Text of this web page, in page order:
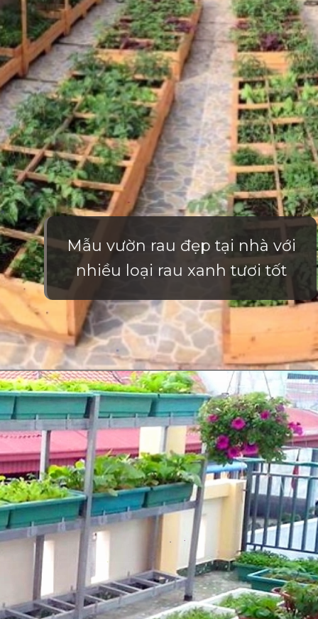
Mẫu vườn rau đẹp tại nhà với
nhiều loại rau xanh tươi tốt
Đang mở https://vietnamxua.edu.vn/mau-vuon-rau-dep-tai-nha